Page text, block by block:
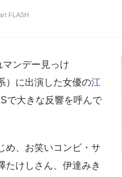
FLASH
ンデー見っけ
）に出演した女優の江
で大きな反響を呼んで
め、お笑いコンビ・サ
たけしさん、伊達みき